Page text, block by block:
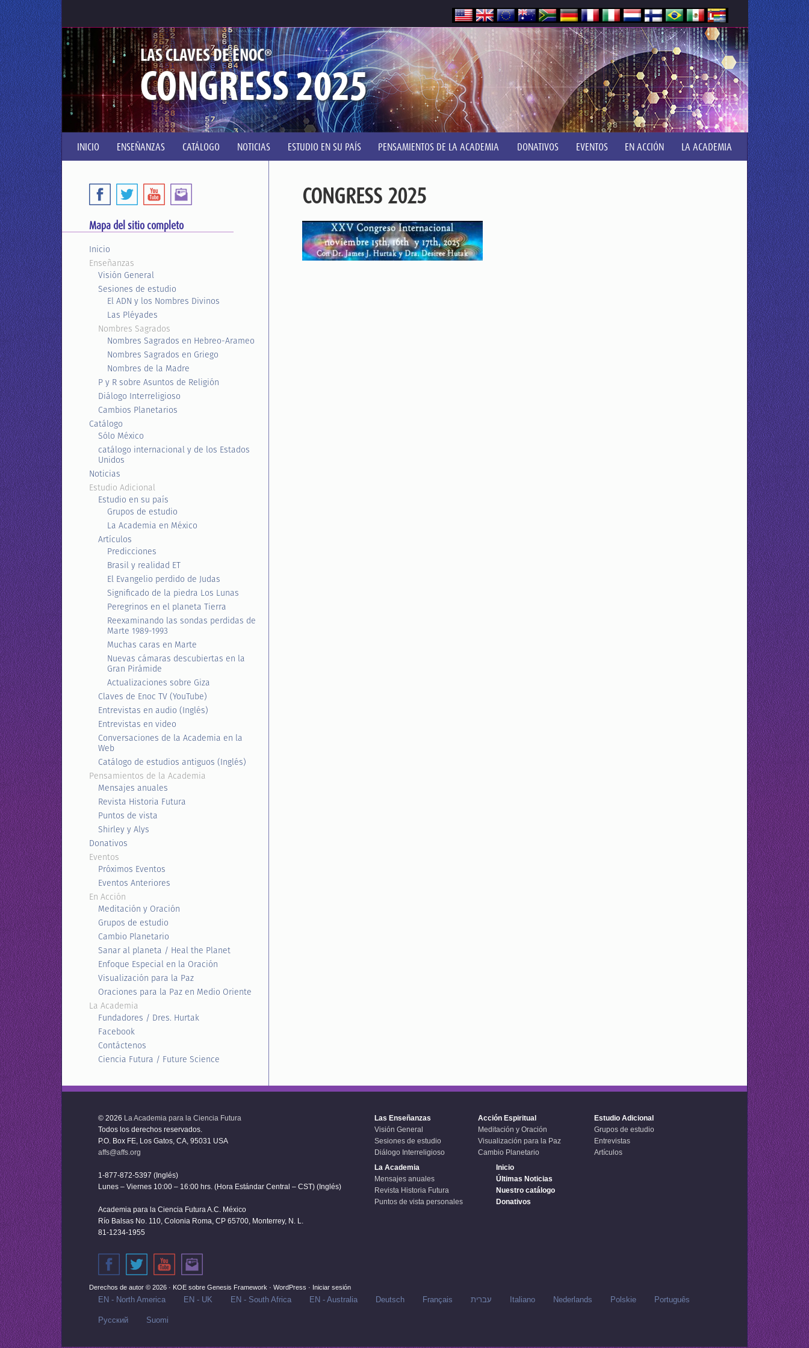
LAS CLAVES DE ENOC®
CONGRESS 2025
INICIO ENSEÑANZAS CATÁLOGO NOTICIAS ESTUDIO EN SU PAÍS PENSAMIENTOS DE LA ACADEMIA DONATIVOS EVENTOS EN ACCIÓN LA ACADEMIA
CONGRESS 2025
Mapa del sitio completo
Inicio
Enseñanzas
Visión General
Sesiones de estudio
El ADN y los Nombres Divinos
Las Pléyades
Nombres Sagrados
Nombres Sagrados en Hebreo-Arameo
Nombres Sagrados en Griego
Nombres de la Madre
P y R sobre Asuntos de Religión
Diálogo Interreligioso
Cambios Planetarios
Catálogo
Sólo México
catálogo internacional y de los Estados
Unidos
Noticias
Estudio Adicional
Estudio en su país
Grupos de estudio
La Academia en México
Artículos
Predicciones
Brasil y realidad ET
El Evangelio perdido de Judas
Significado de la piedra Los Lunas
Peregrinos en el planeta Tierra
Reexaminando las sondas perdidas de
Marte 1989-1993
Muchas caras en Marte
Nuevas cámaras descubiertas en la
Gran Pirámide
Actualizaciones sobre Giza
Claves de Enoc TV (YouTube)
Entrevistas en audio (Inglés)
Entrevistas en video
Conversaciones de la Academia en la
Web
Catálogo de estudios antiguos (Inglés)
Pensamientos de la Academia
Mensajes anuales
Revista Historia Futura
Puntos de vista
Shirley y Alys
Donativos
Eventos
Próximos Eventos
Eventos Anteriores
En Acción
Meditación y Oración
Grupos de estudio
Cambio Planetario
Sanar al planeta / Heal the Planet
Enfoque Especial en la Oración
Visualización para la Paz
Oraciones para la Paz en Medio Oriente
La Academia
Fundadores / Dres. Hurtak
Facebook
Contáctenos
Ciencia Futura / Future Science
© 2026 La Academia para la Ciencia Futura
Todos los derechos reservados.
P.O. Box FE, Los Gatos, CA, 95031 USA
affs@affs.org
1-877-872-5397 (Inglés)
Lunes – Viernes 10:00 – 16:00 hrs. (Hora Estándar Central – CST) (Inglés)
Academia para la Ciencia Futura A.C. México
Río Balsas No. 110, Colonia Roma, CP 65700, Monterrey, N. L.
81-1234-1955
Las Enseñanzas
Visión General
Sesiones de estudio
Diálogo Interreligioso
Acción Espiritual
Meditación y Oración
Visualización para la Paz
Cambio Planetario
Estudio Adicional
Grupos de estudio
Entrevistas
Artículos
La Academia
Mensajes anuales
Revista Historia Futura
Puntos de vista personales
Inicio
Últimas Noticias
Nuestro catálogo
Donativos
Derechos de autor © 2026 · KOE sobre Genesis Framework · WordPress · Iniciar sesión
EN - North America EN - UK EN - South Africa EN - Australia Deutsch Français עברית Italiano Nederlands Polskie Português
Русский‬ Suomi